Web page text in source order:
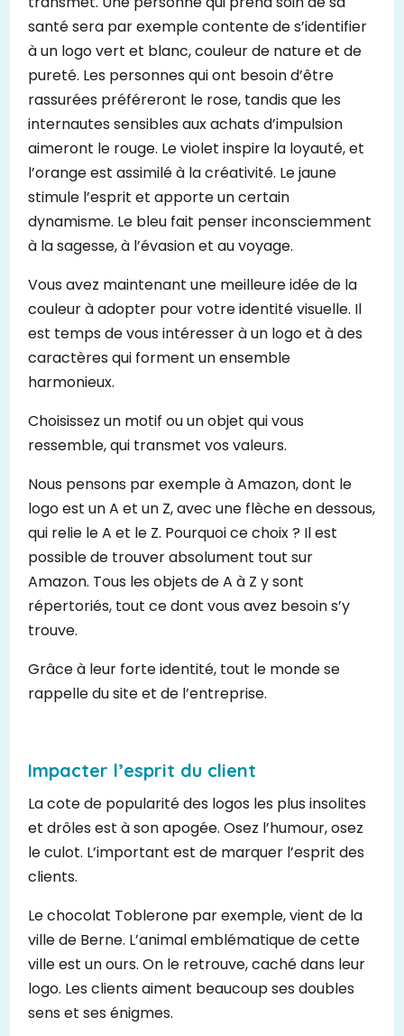
santé sera par exemple contente de s’identifier
à un logo vert et blanc, couleur de nature et de
pureté. Les personnes qui ont besoin d’être
rassurées préféreront le rose, tandis que les
internautes sensibles aux achats d’impulsion
aimeront le rouge. Le violet inspire la loyauté, et
l’orange est assimilé à la créativité. Le jaune
stimule l’esprit et apporte un certain
dynamisme. Le bleu fait penser inconsciemment
à la sagesse, à l’évasion et au voyage.
Vous avez maintenant une meilleure idée de la
couleur à adopter pour votre identité visuelle. Il
est temps de vous intéresser à un logo et à des
caractères qui forment un ensemble
harmonieux.
Choisissez un motif ou un objet qui vous
ressemble, qui transmet vos valeurs.
Nous pensons par exemple à Amazon, dont le
logo est un A et un Z, avec une flèche en dessous,
qui relie le A et le Z. Pourquoi ce choix ? Il est
possible de trouver absolument tout sur
Amazon. Tous les objets de A à Z y sont
répertoriés, tout ce dont vous avez besoin s’y
trouve.
Grâce à leur forte identité, tout le monde se
rappelle du site et de l’entreprise.
Impacter l’esprit du client
La cote de popularité des logos les plus insolites
et drôles est à son apogée. Osez l’humour, osez
le culot. L’important est de marquer l’esprit des
clients.
Le chocolat Toblerone par exemple, vient de la
ville de Berne. L’animal emblématique de cette
ville est un ours. On le retrouve, caché dans leur
logo. Les clients aiment beaucoup ses doubles
sens et ses énigmes.